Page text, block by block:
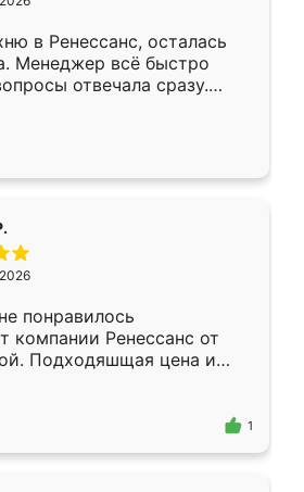
только здесь.
в Ренессанс, осталась
Менеджер всё быстро
отвечала сразу.
в субботу, подошёл к
Собрали
аккуратно, даже
понравилось
компании Ренессанс от
Подходяшщая цена и
изготовления. Приехавший
Владислав
эскизу самый
1